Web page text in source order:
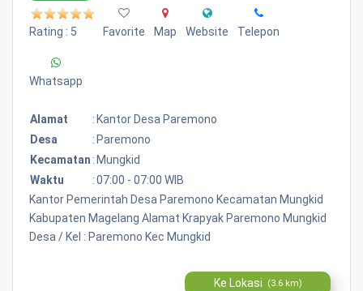
Rating : 5 Favorite Map Website Telepon
Whatsapp
Alamat : Kantor Desa Paremono
Desa
: Paremono
Kecamatan : Mungkid
Waktu
:07:00 - 07:00 WIB
Kantor Pemerintah Desa Paremono Kecamatan Mungkid
Kabupaten Magelang Alamat Krapyak Paremono Mungkid
Desa / Kel : Paremono Kec Mungkid
Ke Lokasi (3.6 km)